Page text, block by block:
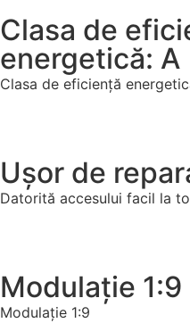
Clasa de
energetică: A
Clasa de eficiență
Ușor de
Datorită accesului facil la
Modulație 1:9
Modulație 1:9